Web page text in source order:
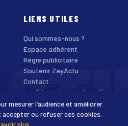
LIENS UTILES
Qui sommes-nous ?
Espace adhérent
Régie publicitaire
Soutenir ZayActu
Contact
· Site réalisé par Enjoy Digital
Cookies Accessibilité
mesurer l’audience et améliorer
ou refuser ces cookies.
plus